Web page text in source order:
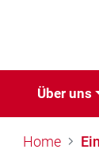
Über uns
Home